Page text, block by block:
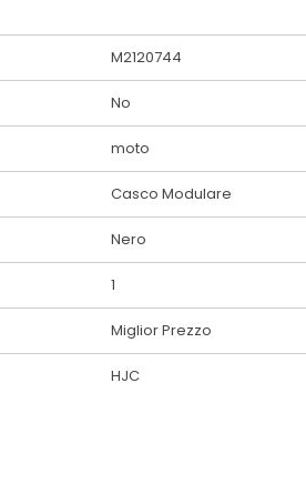
M2120744
No
moto
Casco Modulare
Nero
1
Miglior Prezzo
HJC